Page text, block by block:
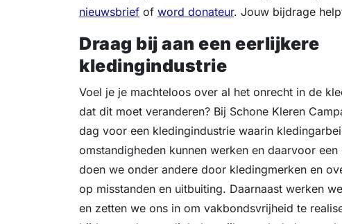
nieuwsbrief of word donateur. Jouw bijdrage
Draag bij aan een eerlijkere
kledingindustrie
Voel je je machteloos over al het onrecht in de
dat dit moet veranderen? Bij Schone Kleren
dag voor een kledingindustrie waarin
omstandigheden kunnen werken en daarvoor
doen we onder andere door kledingmerken en
op misstanden en uitbuiting. Daarnaast werken
en zetten we ons in om vakbondsvrijheid te